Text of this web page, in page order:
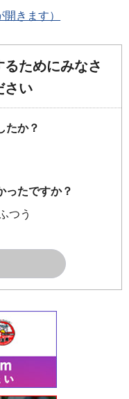
きます）
ためにみなさ
さい
たか？
ったですか？
つう